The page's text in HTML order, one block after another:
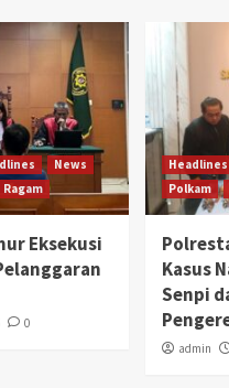
News
Ragam
Eksekusi
0
Headlines
Polkam
Kasus
Senpi
admin